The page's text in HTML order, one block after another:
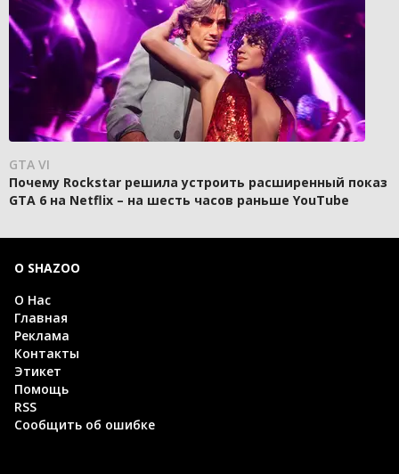
GTA VI
Почему Rockstar решила устроить расширенный показ
GTA 6 на Netflix – на шесть часов раньше YouTube
О SHAZOO
О Нас
Главная
Реклама
Контакты
Этикет
Помощь
RSS
Сообщить об ошибке